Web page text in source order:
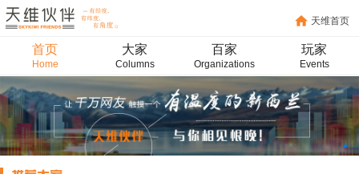
天维首页
首页
Home
大家
Columns
百家
Organizations
玩家
Events